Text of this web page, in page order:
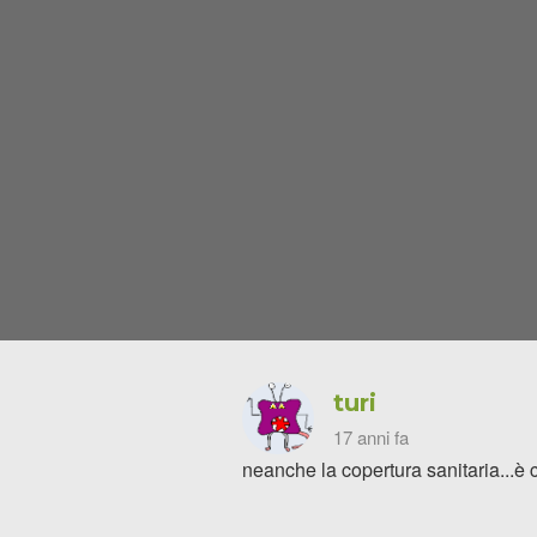
turi
17 anni fa
neanche la copertura sanitaria...è